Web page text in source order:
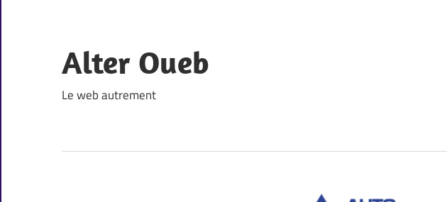
content
Alter Oueb
Le web autrement